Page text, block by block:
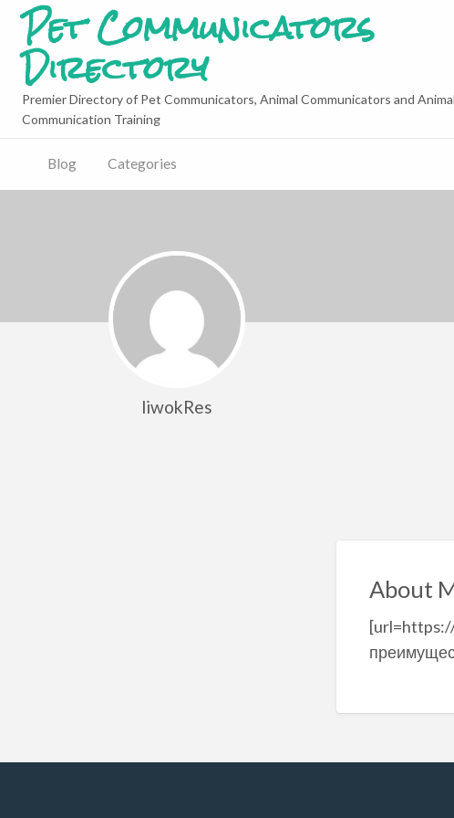
Pet Communicators
Directory
Premier Directory of Pet Communicators, Animal Communicators and Animal
Communication Training
Blog Categories
liwokRes
About